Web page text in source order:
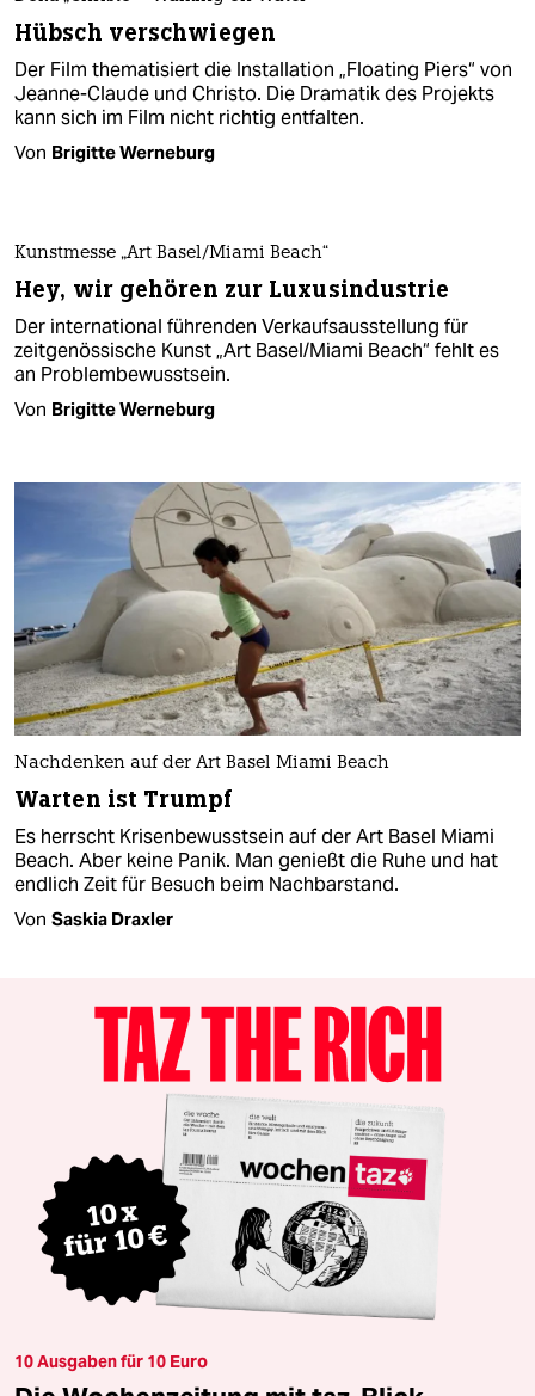
Hübsch verschwiegen
Der Film thematisiert die Installation „Floating Piers“ von
Jeanne-Claude und Christo. Die Dramatik des Projekts
kann sich im Film nicht richtig entfalten.
Von Brigitte Werneburg
Kunstmesse „Art Basel/Miami Beach“
Hey, wir gehören zur Luxusindustrie
Der international führenden Verkaufsausstellung für
zeitgenössische Kunst „Art Basel/Miami Beach“ fehlt es
an Problembewusstsein.
Von Brigitte Werneburg
Nachdenken auf der Art Basel Miami Beach
Warten ist Trumpf
Es herrscht Krisenbewusstsein auf der Art Basel Miami
Beach. Aber keine Panik. Man genießt die Ruhe und hat
endlich Zeit für Besuch beim Nachbarstand.
Von Saskia Draxler
10 Ausgaben für 10 Euro